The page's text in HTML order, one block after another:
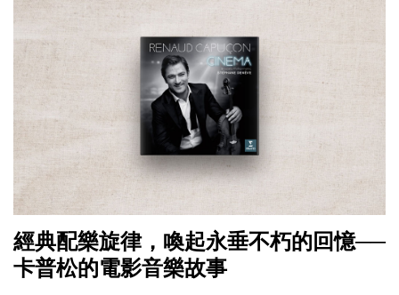
經典配樂旋律，喚起永垂不朽的回憶──
卡普松的電影音樂故事